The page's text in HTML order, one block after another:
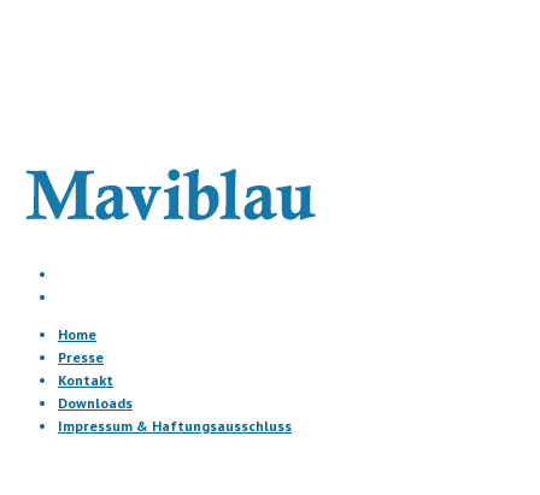
Home
Presse
Kontakt
Downloads
Impressum & Haftungsausschluss